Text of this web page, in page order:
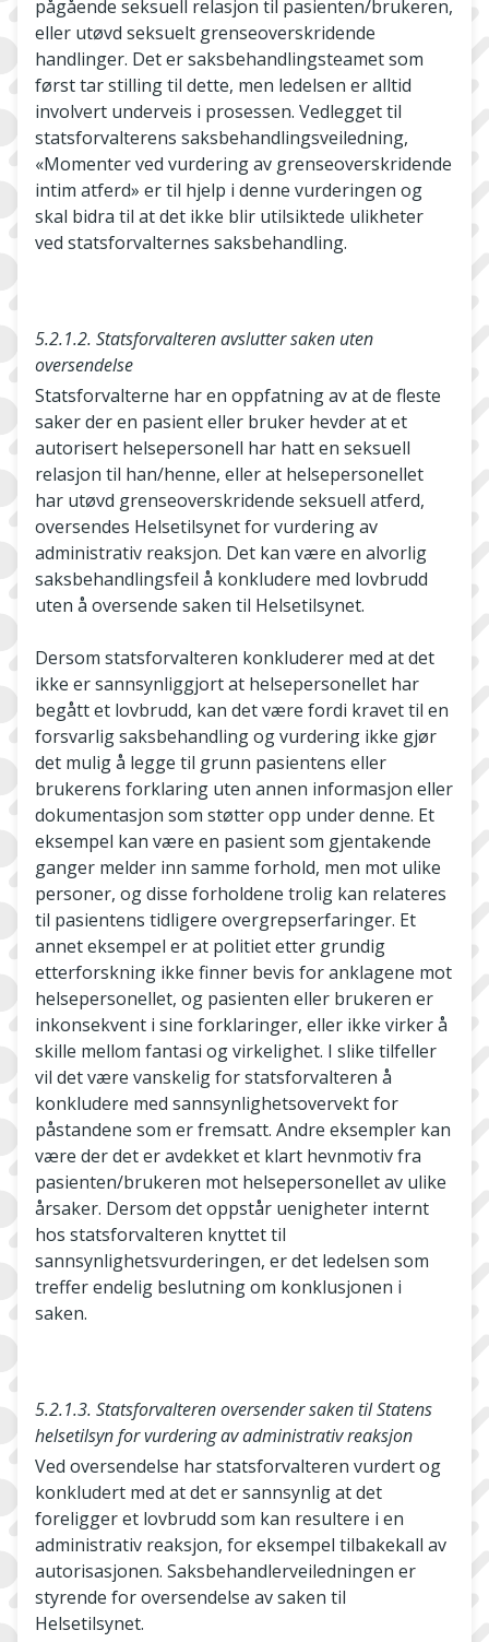
pågående seksuell relasjon til pasienten/brukeren,
eller utøvd seksuelt grenseoverskridende
handlinger. Det er saksbehandlingsteamet som
først tar stilling til dette, men ledelsen er alltid
involvert underveis i prosessen. Vedlegget til
statsforvalterens saksbehandlingsveiledning,
«Momenter ved vurdering av grenseoverskridende
intim atferd» er til hjelp i denne vurderingen og
skal bidra til at det ikke blir utilsiktede ulikheter
ved statsforvalternes saksbehandling.
5.2.1.2. Statsforvalteren avslutter saken uten
oversendelse
Statsforvalterne har en oppfatning av at de fleste
saker der en pasient eller bruker hevder at et
autorisert helsepersonell har hatt en seksuell
relasjon til han/henne, eller at helsepersonellet
har utøvd grenseoverskridende seksuell atferd,
oversendes Helsetilsynet for vurdering av
administrativ reaksjon. Det kan være en alvorlig
saksbehandlingsfeil å konkludere med lovbrudd
uten å oversende saken til Helsetilsynet.
Dersom statsforvalteren konkluderer med at det
ikke er sannsynliggjort at helsepersonellet har
begått et lovbrudd, kan det være fordi kravet til en
forsvarlig saksbehandling og vurdering ikke gjør
det mulig å legge til grunn pasientens eller
brukerens forklaring uten annen informasjon eller
dokumentasjon som støtter opp under denne. Et
eksempel kan være en pasient som gjentakende
ganger melder inn samme forhold, men mot ulike
personer, og disse forholdene trolig kan relateres
til pasientens tidligere overgrepserfaringer. Et
annet eksempel er at politiet etter grundig
etterforskning ikke finner bevis for anklagene mot
helsepersonellet, og pasienten eller brukeren er
inkonsekvent i sine forklaringer, eller ikke virker å
skille mellom fantasi og virkelighet. I slike tilfeller
vil det være vanskelig for statsforvalteren å
konkludere med sannsynlighetsovervekt for
påstandene som er fremsatt. Andre eksempler kan
være der det er avdekket et klart hevnmotiv fra
pasienten/brukeren mot helsepersonellet av ulike
årsaker. Dersom det oppstår uenigheter internt
hos statsforvalteren knyttet til
sannsynlighetsvurderingen, er det ledelsen som
treffer endelig beslutning om konklusjonen i
saken.
5.2.1.3. Statsforvalteren oversender saken til Statens
helsetilsyn for vurdering av administrativ reaksjon
Ved oversendelse har statsforvalteren vurdert og
konkludert med at det er sannsynlig at det
foreligger et lovbrudd som kan resultere i en
administrativ reaksjon, for eksempel tilbakekall av
autorisasjonen. Saksbehandlerveiledningen er
styrende for oversendelse av saken til
Helsetilsynet.